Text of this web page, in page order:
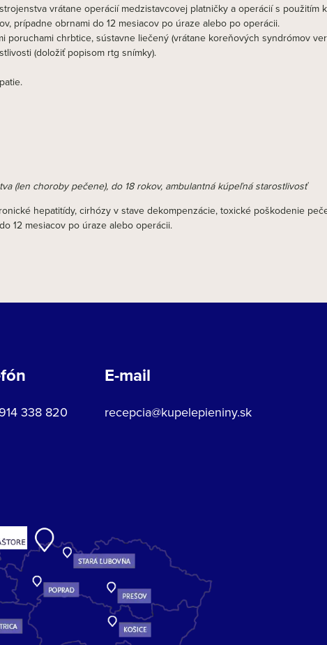
vrátane operácií medzistavcovej platničky a operácií s použitím
prípadne obrnami do 12 mesiacov po úraze alebo po operácii.
chrbtice, sústavne liečený (vrátane koreňových syndrómov
(doložiť popisom rtg snímky).
(len choroby pečene), do 18 rokov, ambulantná kúpeľná starostlivosť
hepatitídy, cirhózy v stave dekompenzácie, toxické poškodenie
12 mesiacov po úraze alebo operácii.
338 820
E-mail
recepcia@kupelepieniny.sk